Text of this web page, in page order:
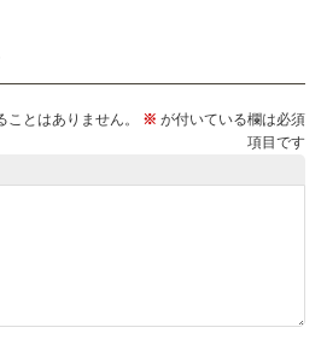
ことはありません。 ※ が付いている欄は必須
項目です